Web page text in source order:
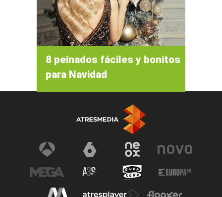
8 peinados fáciles y bonitos
para Navidad